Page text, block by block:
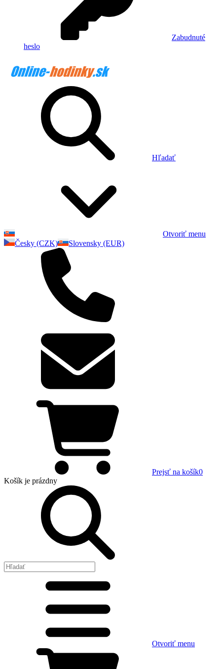
Zabudnuté
heslo
Hľadať
Otvoriť menu
Česky (CZK)
Slovensky (EUR)
Prejsť na košík0
Košík je prázdny
Otvoriť menu